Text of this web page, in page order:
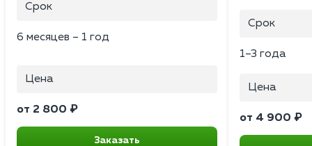
Срок
6 месяцев – 1 год
Цена
от 2 800 ₽
Заказать
Срок
1–3 года
Цена
от 4 900 ₽